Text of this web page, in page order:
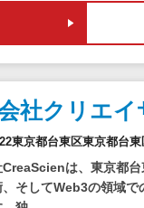
社クリエイ
東京都台東区東京都台
CreaScienは、東京都
、そしてWeb3の領域